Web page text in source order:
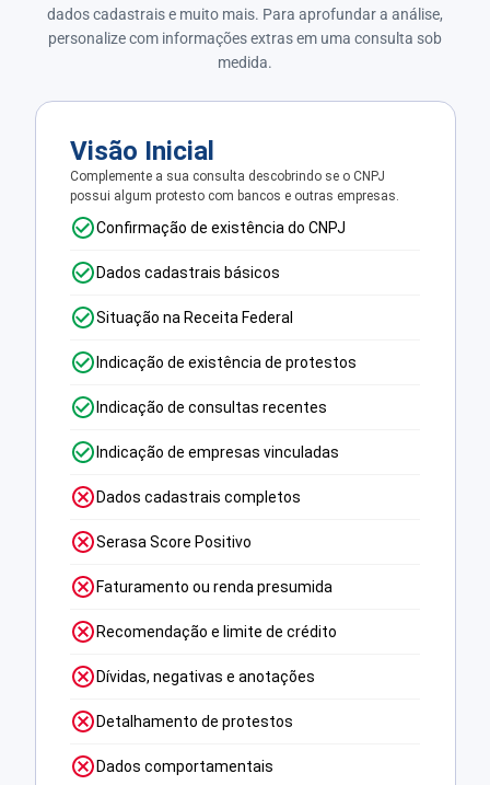
dados cadastrais e muito mais. Para aprofundar a análise,
personalize com informações extras em uma consulta sob
medida.
Visão Inicial
Complemente a sua consulta descobrindo se o CNPJ
possui algum protesto com bancos e outras empresas.
Confirmação de existência do CNPJ
Dados cadastrais básicos
Situação na Receita Federal
Indicação de existência de protestos
Indicação de consultas recentes
Indicação de empresas vinculadas
Dados cadastrais completos
Serasa Score Positivo
Faturamento ou renda presumida
Recomendação e limite de crédito
Dívidas, negativas e anotações
Detalhamento de protestos
Dados comportamentais